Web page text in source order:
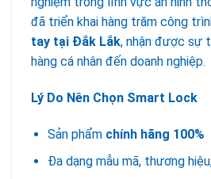
đã triển khai hàng trăm công
tay tại Đắk Lắk, nhận được sự
hàng cá nhân đến doanh nghiệp.
Lý Do Nên Chọn Smart Lock
Sản phẩm chính hãng 100%
Đa dạng mẫu mã, thương